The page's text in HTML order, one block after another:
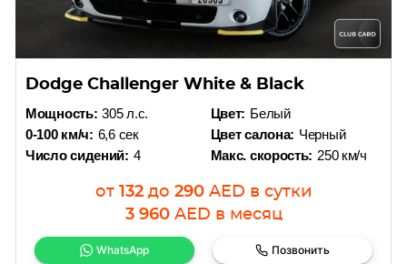
Dodge Challenger White & Black
Мощность: 305 л.с.
0-100 км/ч: 6,6 сек
Число сидений: 4
Цвет: Белый
Цвет салона: Черный
Макс. скорость: 250 км/ч
от 132 до 290 AED в сутки
3 960 AED в месяц
WhatsApp Позвонить